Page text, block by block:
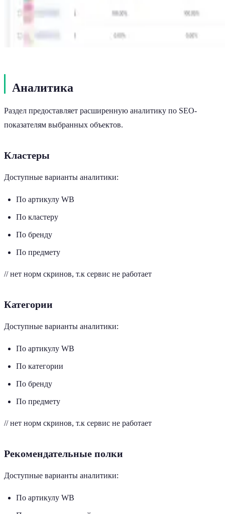
Аналитика
Раздел предоставляет расширенную аналитику по SEO-
показателям выбранных объектов.
Кластеры
Доступные варианты аналитики:
По артикулу WB
По кластеру
По бренду
По предмету
// нет норм скринов, т.к сервис не работает
Категории
Доступные варианты аналитики:
По артикулу WB
По категории
По бренду
По предмету
// нет норм скринов, т.к сервис не работает
Рекомендательные полки
Доступные варианты аналитики:
По артикулу WB